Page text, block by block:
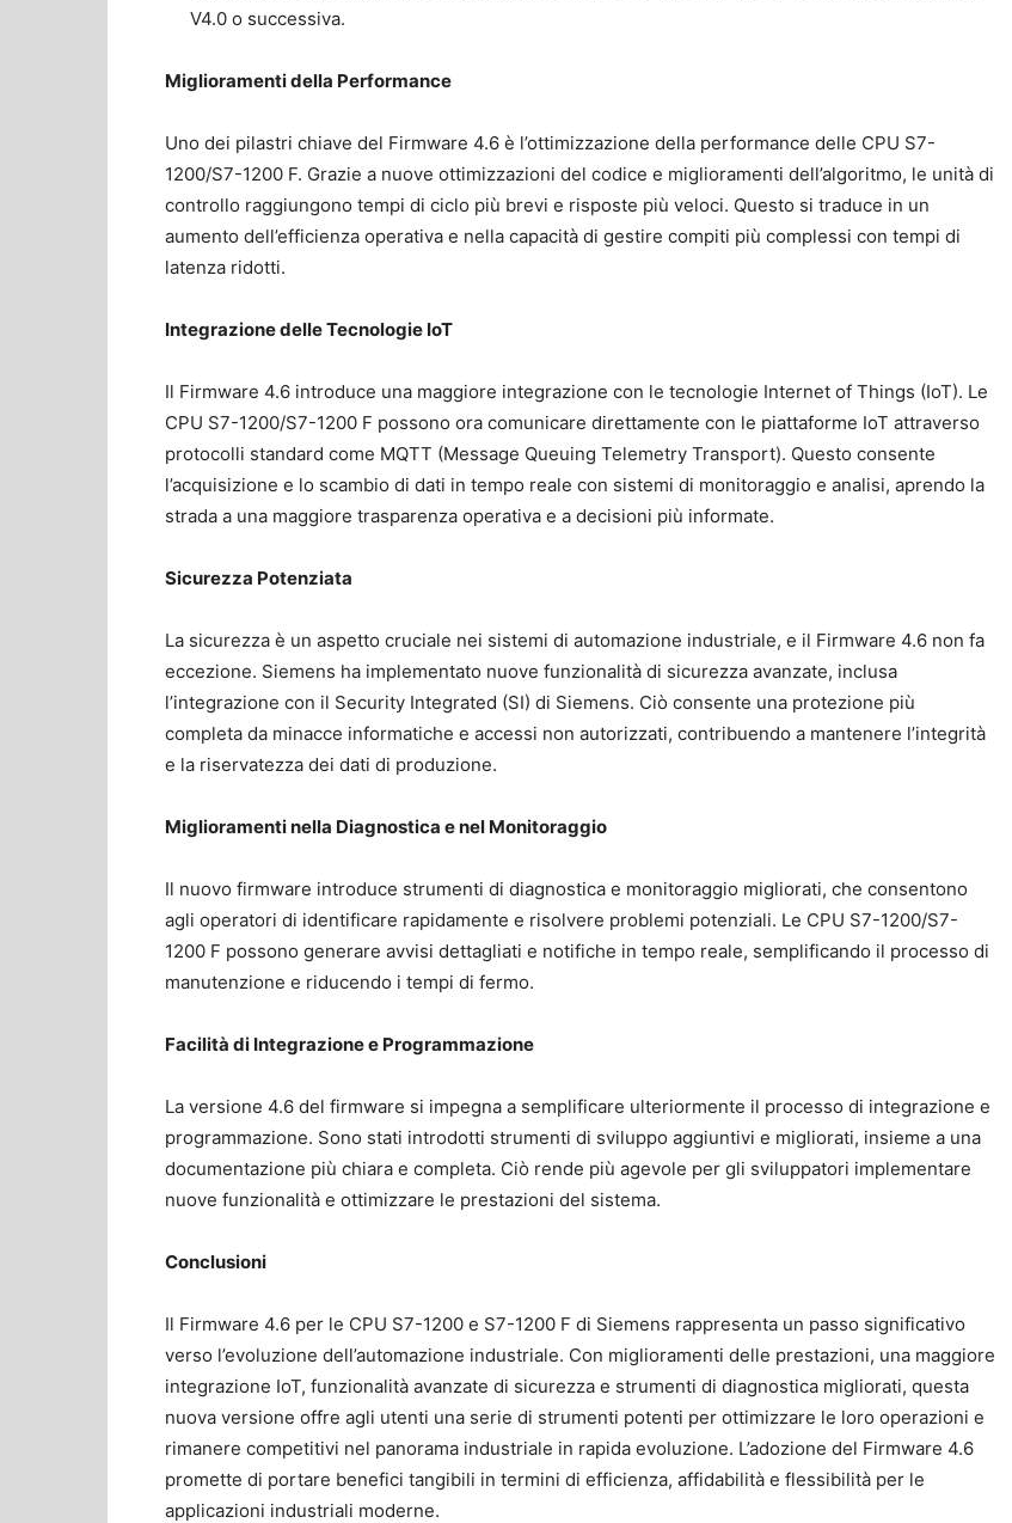
V4.0 o successiva.
Miglioramenti della Performance
Uno dei pilastri chiave del Firmware 4.6 è l’ottimizzazione della performance delle CPU S7-
1200/S7-1200 F. Grazie a nuove ottimizzazioni del codice e miglioramenti dell’algoritmo, le unità di
controllo raggiungono tempi di ciclo più brevi e risposte più veloci. Questo si traduce in un
aumento dell’efficienza operativa e nella capacità di gestire compiti più complessi con tempi di
latenza ridotti.
Integrazione delle Tecnologie IoT
Il Firmware 4.6 introduce una maggiore integrazione con le tecnologie Internet of Things (IoT). Le
CPU S7-1200/S7-1200 F possono ora comunicare direttamente con le piattaforme IoT attraverso
protocolli standard come MQTT (Message Queuing Telemetry Transport). Questo consente
l’acquisizione e lo scambio di dati in tempo reale con sistemi di monitoraggio e analisi, aprendo la
strada a una maggiore trasparenza operativa e a decisioni più informate.
Sicurezza Potenziata
La sicurezza è un aspetto cruciale nei sistemi di automazione industriale, e il Firmware 4.6 non fa
eccezione. Siemens ha implementato nuove funzionalità di sicurezza avanzate, inclusa
l’integrazione con il Security Integrated (SI) di Siemens. Ciò consente una protezione più
completa da minacce informatiche e accessi non autorizzati, contribuendo a mantenere l’integrità
e la riservatezza dei dati di produzione.
Miglioramenti nella Diagnostica e nel Monitoraggio
Il nuovo firmware introduce strumenti di diagnostica e monitoraggio migliorati, che consentono
agli operatori di identificare rapidamente e risolvere problemi potenziali. Le CPU S7-1200/S7-
1200 F possono generare avvisi dettagliati e notifiche in tempo reale, semplificando il processo di
manutenzione e riducendo i tempi di fermo.
Facilità di Integrazione e Programmazione
La versione 4.6 del firmware si impegna a semplificare ulteriormente il processo di integrazione e
programmazione. Sono stati introdotti strumenti di sviluppo aggiuntivi e migliorati, insieme a una
documentazione più chiara e completa. Ciò rende più agevole per gli sviluppatori implementare
nuove funzionalità e ottimizzare le prestazioni del sistema.
Conclusioni
Il Firmware 4.6 per le CPU S7-1200 e S7-1200 F di Siemens rappresenta un passo significativo
verso l’evoluzione dell’automazione industriale. Con miglioramenti delle prestazioni, una maggiore
integrazione IoT, funzionalità avanzate di sicurezza e strumenti di diagnostica migliorati, questa
nuova versione offre agli utenti una serie di strumenti potenti per ottimizzare le loro operazioni e
rimanere competitivi nel panorama industriale in rapida evoluzione. L’adozione del Firmware 4.6
promette di portare benefici tangibili in termini di efficienza, affidabilità e flessibilità per le
applicazioni industriali moderne.